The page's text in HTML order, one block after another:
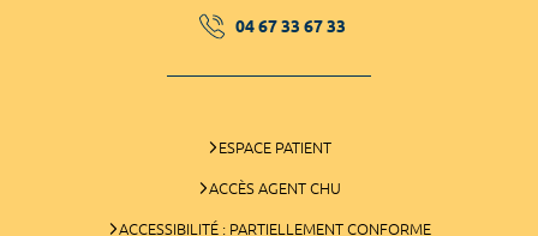
04 67 33 67 33
ESPACE PATIENT
ACCÈS AGENT CHU
ACCESSIBILITÉ : PARTIELLEMENT CONFORME